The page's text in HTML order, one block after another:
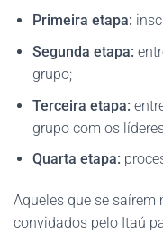
Primeira etapa:
Segunda etapa:
grupo;
Terceira etapa:
grupo com os
Quarta etapa:
Aqueles que se
convidados pelo Itaú